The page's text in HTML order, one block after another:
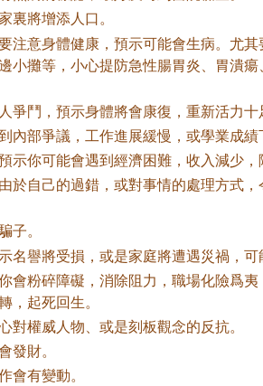
裏將增添人口。
注意身體健康，預示可能會生病。尤
小攤等，小心提防急性腸胃炎、胃潰
爭鬥，預示身體將會康復，重新活力十
內部爭議，工作進展緩慢，或學業成績
示你可能會遇到經濟困難，收入減少，
於自己的過錯，或對事情的處理方式，
子。
名譽將受損，或是家庭將遭遇災禍，可
會粉碎障礙，消除阻力，職場化險爲
，起死回生。
對權威人物、或是刻板觀念的反抗。
發財。
會有變動。